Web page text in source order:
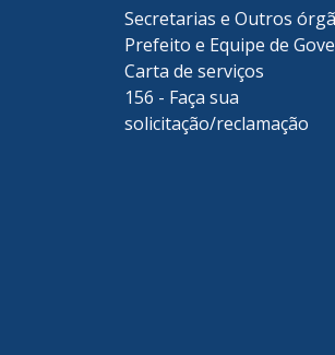
Secretarias e Outros
Prefeito e Equipe de
Carta de serviços
156 - Faça sua
solicitação/reclamação